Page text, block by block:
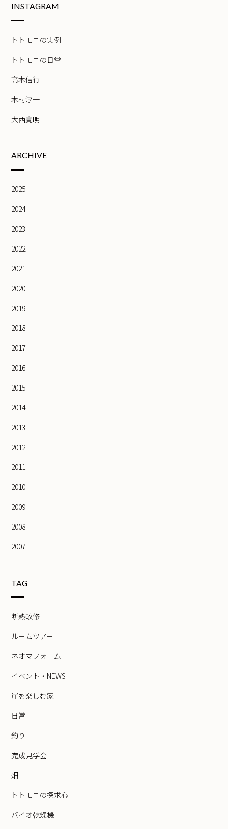
INSTAGRAM
トトモニの実例
トトモニの日常
高木信行
木村淳一
大西寛明
ARCHIVE
2025
2024
2023
2022
2021
2020
2019
2018
2017
2016
2015
2014
2013
2012
2011
2010
2009
2008
2007
TAG
断熱改修
ルームツアー
ネオマフォーム
イベント・NEWS
崖を楽しむ家
日常
釣り
完成見学会
畑
トトモニの探求心
バイオ乾燥機